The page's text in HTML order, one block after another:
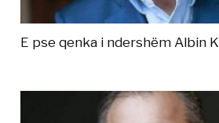
E pse qenka i ndershëm Albin